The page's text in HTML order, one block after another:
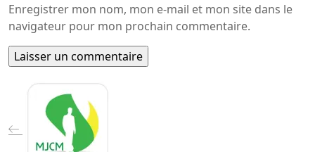
Enregistrer mon nom, mon e-mail et mon site dans le
navigateur pour mon prochain commentaire.